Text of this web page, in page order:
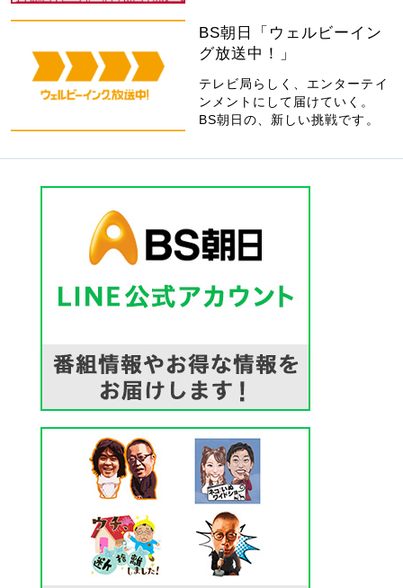
BS朝日「ウェルビーイン
グ放送中！」
テレビ局らしく、エンターテイ
ンメントにして届けていく。
BS朝日の、新しい挑戦です。